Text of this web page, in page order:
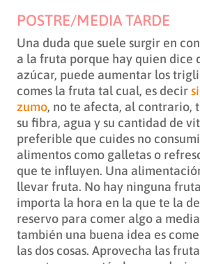
POSTRE/MEDIA TARDE
Una duda que suele surgir en
a la fruta porque hay quien dice
azúcar, puede aumentar los
comes la fruta tal cual, es decir
zumo, no te afecta, al contrario,
su fibra, agua y su cantidad de
preferible que cuides no
alimentos como galletas o
que te influyen. Una
llevar fruta. No hay ninguna
importa la hora en la que te la
reservo para comer algo a
también una buena idea es
las dos cosas. Aprovecha las